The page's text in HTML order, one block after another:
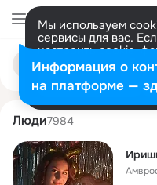
Мы используем
сервисы для вас.
настроить cookie-
представитель.
Разрешить все
Поиск
людям
irishka nikitina
Люди7984
Информация о
на платформе —